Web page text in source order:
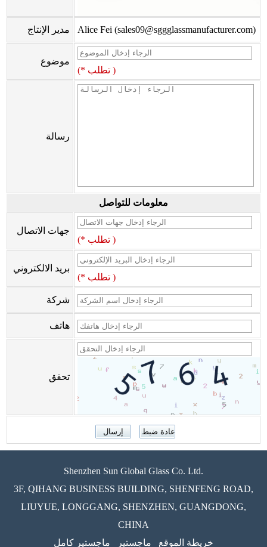
مدير الإنتاج Alice Fei (sales09@sggglassmanufacturer.com)
موضوع
(* تطلب )
رسالة
معلومات للتواصل
جهات الاتصال
(* تطلب )
بريد الالكتروني
(* تطلب )
شركة
هاتف
تحقق
Shenzhen Sun Global Glass Co. Ltd.
3F, QIHANG BUSINESS BUILDING, SHENFENG ROAD,
LIUYUE, LONGGANG, SHENZHEN, GUANGDONG,
CHINA
خريطة الموقع
ماجستير ماجستير كامل